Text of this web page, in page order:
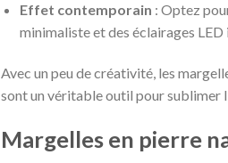
Effet contemporain : Optez
minimaliste et des éclairages
Avec un peu de créativité, les
sont un véritable outil pour sublimer
Margelles en pierre